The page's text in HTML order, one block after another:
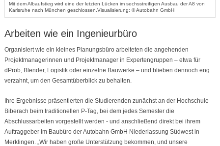
Mit dem Albaufstieg wird eine der letzten Lücken im sechsstreifigen Ausbau der A8 von
Karlsruhe nach München geschlossen.Visualisierung: © Autobahn GmbH
Arbeiten wie ein Ingenieurbüro
Organisiert wie ein kleines Planungsbüro arbeiteten die angehenden
Projektmanagerinnen und Projektmanager in Expertengruppen – etwa für
dProb, Blender, Logistik oder einzelne Bauwerke – und blieben dennoch eng
verzahnt, um den Gesamtüberblick zu behalten.
Ihre Ergebnisse präsentierten die Studierenden zunächst an der Hochschule
Biberach beim traditionellen P-Tag, bei dem jedes Semester die
Abschlussarbeiten vorgestellt werden - und anschließend direkt bei ihrem
Auftraggeber im Baubüro der Autobahn GmbH Niederlassung Südwest in
Merklingen. „Wir haben große Unterstützung bekommen, und unsere